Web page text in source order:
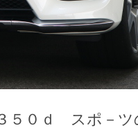
０ｄ スポ－ツ